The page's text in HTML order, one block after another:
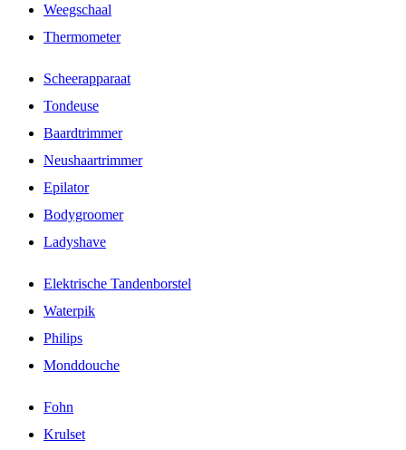
Weegschaal
Thermometer
Scheerapparaat
Tondeuse
Baardtrimmer
Neushaartrimmer
Epilator
Bodygroomer
Ladyshave
Elektrische Tandenborstel
Waterpik
Philips
Monddouche
Fohn
Krulset